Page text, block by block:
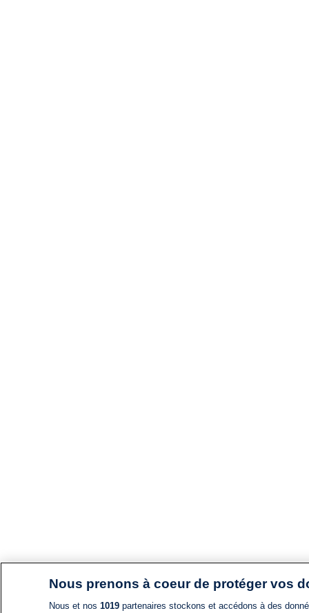
Nous prenons à coeur de protéger vos
Nous et nos 1019partenaires stockons et accédons à des